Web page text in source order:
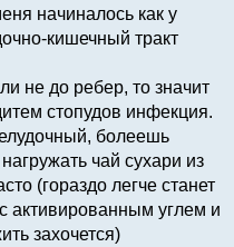
начиналось как у
кишечный тракт
не до ребер, то значит
стопудов инфекция.
болеешь
чай сухари из
(гораздо легче станет
активированным углем и
захочется)